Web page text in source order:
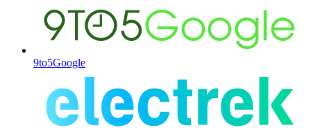
9to5Google